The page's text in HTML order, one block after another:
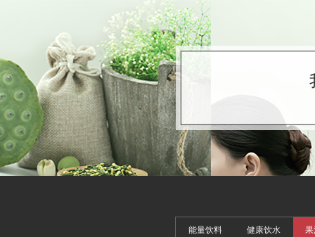
能量饮料 健康饮水